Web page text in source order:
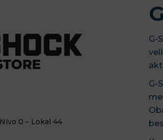
Nivo 0 – Lokal 44
G-
G-